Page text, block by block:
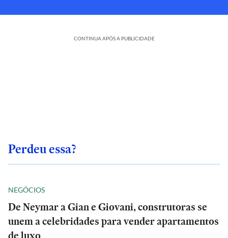
CONTINUA APÓS A PUBLICIDADE
Perdeu essa?
NEGÓCIOS
De Neymar a Gian e Giovani, construtoras se
unem a celebridades para vender apartamentos